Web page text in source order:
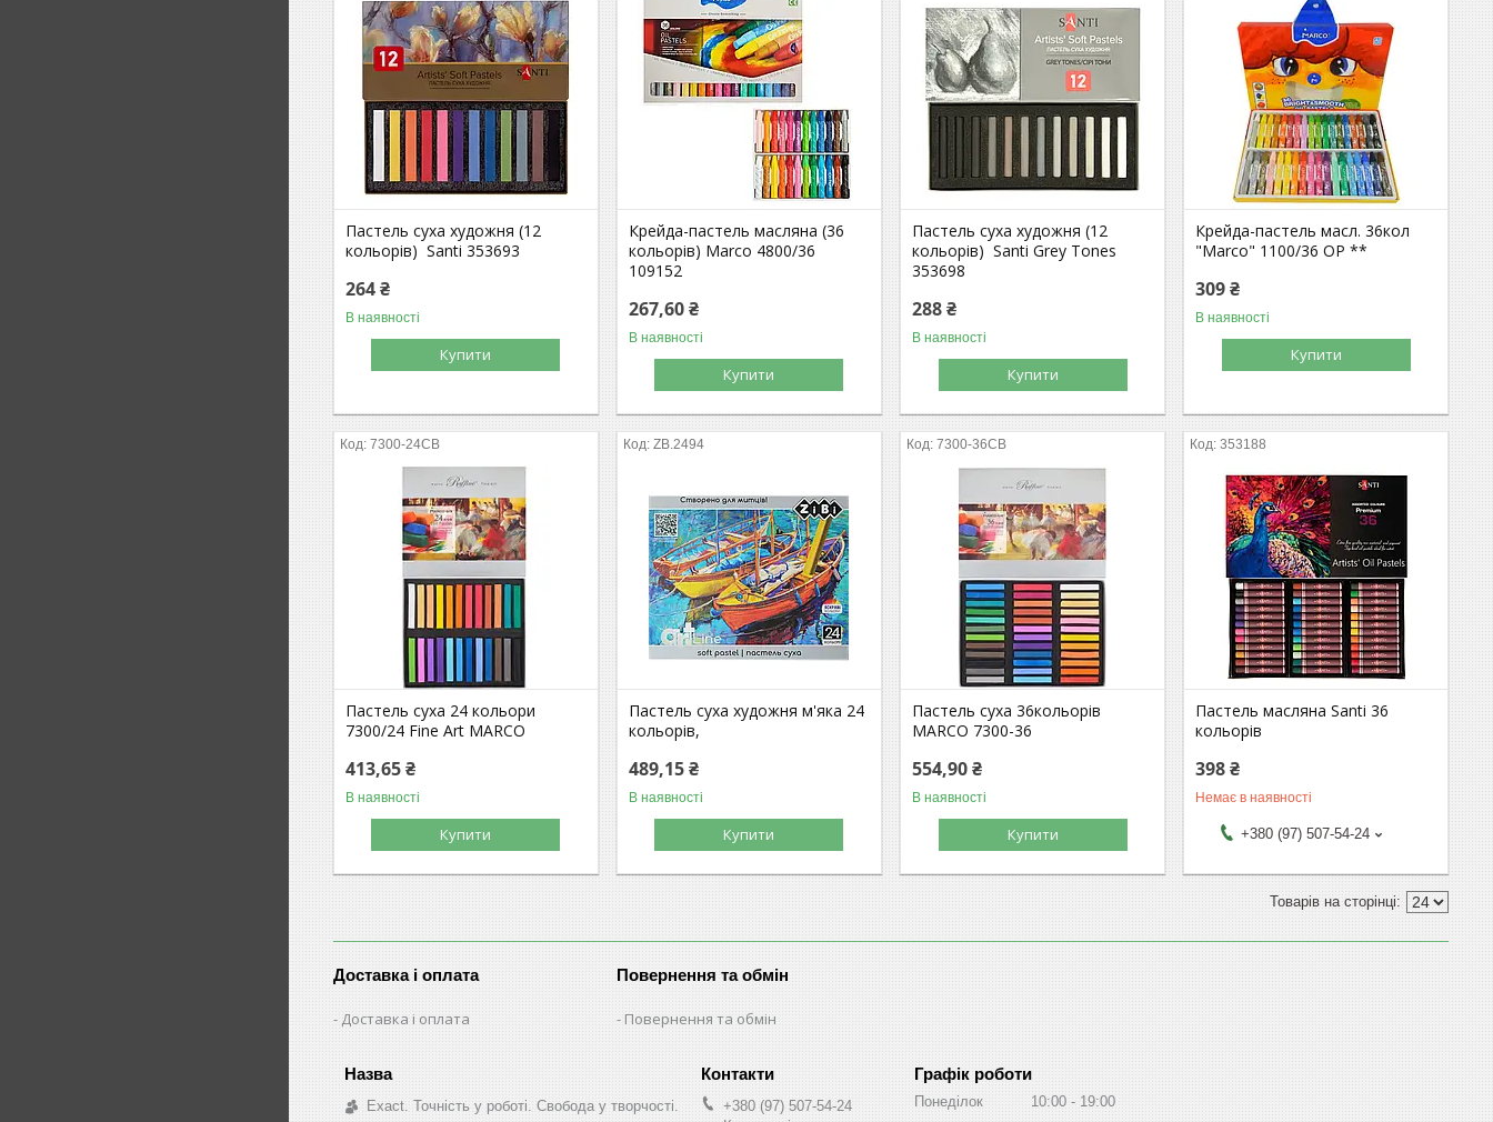
Пастель суха художня (12
кольорів) Santi 353693
264 ₴
В наявності
Купити
Крейда-пастель масляна (36
кольорів) Marco 4800/36
109152
267,60 ₴
В наявності
Купити
Пастель суха художня (12
кольорів) Santi Grey Tones
353698
288 ₴
В наявності
Купити
Крейда-пастель масл. 36кол
"Marco" 1100/36 OP **
309 ₴
В наявності
Купити
7300-24CB
Пастель суха 24 кольори
7300/24 Fine Art MARCO
413,65 ₴
В наявності
Купити
ZB.2494
Пастель суха художня м'яка 24
кольорів,
489,15 ₴
В наявності
Купити
7300-36CB
Пастель суха 36кольорів
MARCO 7300-36
554,90 ₴
В наявності
Купити
353188
Пастель масляна Santi 36
кольорів
398 ₴
Немає в наявності
+380 (97) 507-54-24
Доставка і оплата
Доставка і оплата
Повернення та обмін
Повернення та обмін
Exact. Точність у роботі. Свобода у творчості.
+380 (97) 507-54-24
Графік роботи
Понеділок 10:00 19:00